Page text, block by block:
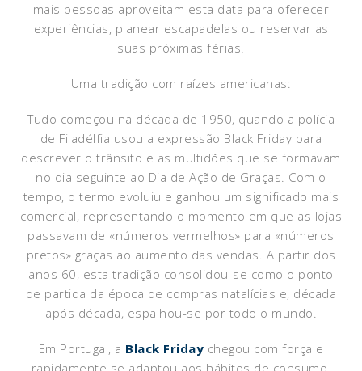
mais pessoas aproveitam esta data para oferecer
experiências, planear escapadelas ou reservar as
suas próximas férias.
Uma tradição com raízes americanas:
Tudo começou na década de 1950, quando a polícia
de Filadélfia usou a expressão Black Friday para
descrever o trânsito e as multidões que se formavam
no dia seguinte ao Dia de Ação de Graças. Com o
tempo, o termo evoluiu e ganhou um significado mais
comercial, representando o momento em que as lojas
passavam de «números vermelhos» para «números
pretos» graças ao aumento das vendas. A partir dos
anos 60, esta tradição consolidou-se como o ponto
de partida da época de compras natalícias e, década
após década, espalhou-se por todo o mundo.
Em Portugal, a Black Friday chegou com força e
rapidamente se adaptou aos hábitos de consumo.